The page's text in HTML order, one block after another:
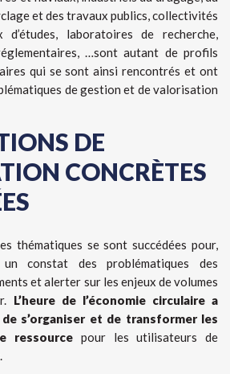
et des travaux publics, collectivités
d’études, laboratoires de recherche,
…sont autant de profils
qui se sont ainsi rencontrés et ont
de gestion et de valorisation
DE
CONCRÈTES
thématiques se sont succédées pour,
constat des problématiques des
et alerter sur les enjeux de volumes
L’heure de l’économie circulaire a
s’organiser et de transformer les
ressource pour les utilisateurs de